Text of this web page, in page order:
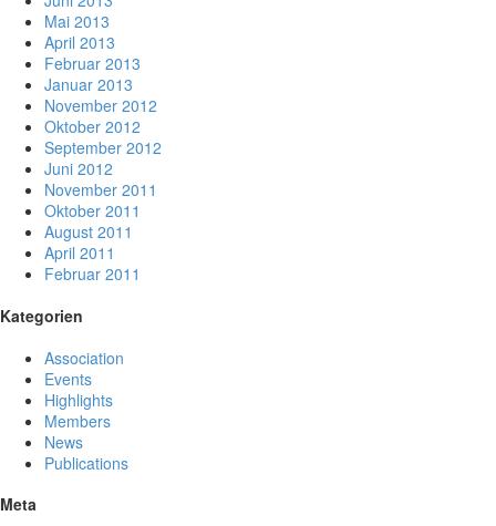
Mai 2013
April 2013
Februar 2013
Januar 2013
November 2012
Oktober 2012
September 2012
Juni 2012
November 2011
Oktober 2011
August 2011
April 2011
Februar 2011
Kategorien
Association
Events
Highlights
Members
News
Publications
Meta